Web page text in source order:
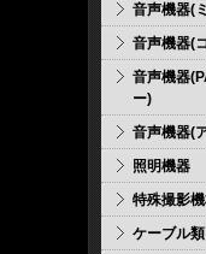
音声機器(
音声機器(
音声機器
ー)
音声機器(
照明機器
特殊撮影
ケーブル類